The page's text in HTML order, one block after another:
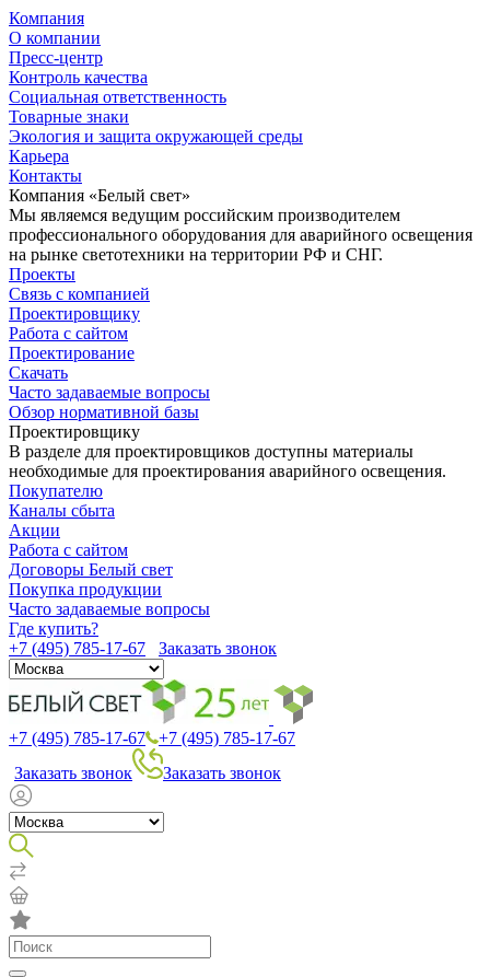
Компания
О компании
Пресс-центр
Контроль качества
Социальная ответственность
Товарные знаки
Экология и защита окружающей среды
Карьера
Контакты
Компания «Белый свет»
Мы являемся ведущим российским производителем
профессионального оборудования для аварийного освещения
на рынке светотехники на территории РФ и СНГ.
Проекты
Связь с компанией
Проектировщику
Работа с сайтом
Проектирование
Скачать
Часто задаваемые вопросы
Обзор нормативной базы
Проектировщику
В разделе для проектировщиков доступны материалы
необходимые для проектирования аварийного освещения.
Покупателю
Каналы сбыта
Акции
Работа с сайтом
Договоры Белый свет
Покупка продукции
Часто задаваемые вопросы
Где купить?
+7 (495) 785-17-67
Заказать звонок
+7 (495) 785-17-67
+7 (495) 785-17-67
Заказать звонок
Заказать звонок